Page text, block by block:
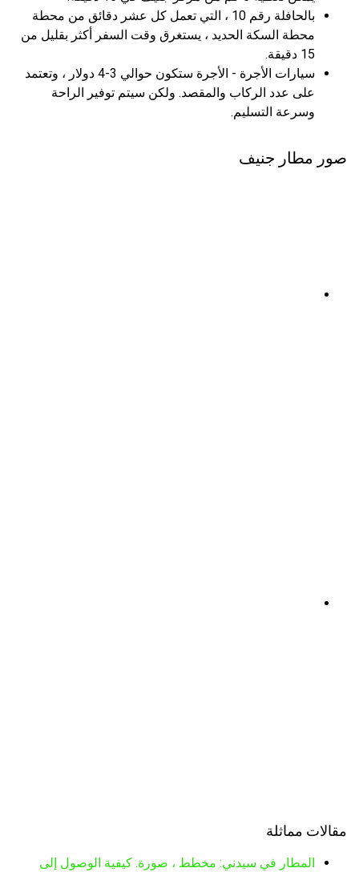
بالحافلة رقم 10 ، التي تعمل كل عشر دقائق من محطة
محطة السكة الحديد ، يستغرق وقت السفر أكثر بقليل من
15 دقيقة.
سيارات الأجرة - الأجرة ستكون حوالي 3-4 دولار ، وتعتمد
على عدد الركاب والمقصد. ولكن سيتم توفير الراحة
وسرعة التسليم.
صور مطار جنيف
مقالات مماثلة
المطار في سيدني: مخطط ، صورة. كيفية الوصول إلى